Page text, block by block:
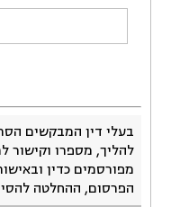
בעלי דין המבקשים
להליך, מספרו וקישור
מפורסמים כדין
הפרסום, ההחלטה